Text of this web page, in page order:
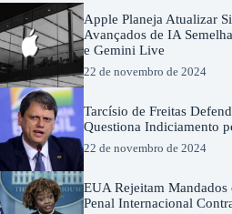
Apple Planeja Atualizar
Avançados de IA
e Gemini Live
22 de novembro de 2024
Tarcísio de Freitas
Questiona Indiciamento
22 de novembro de 2024
EUA Rejeitam Mandados
Penal Internacional